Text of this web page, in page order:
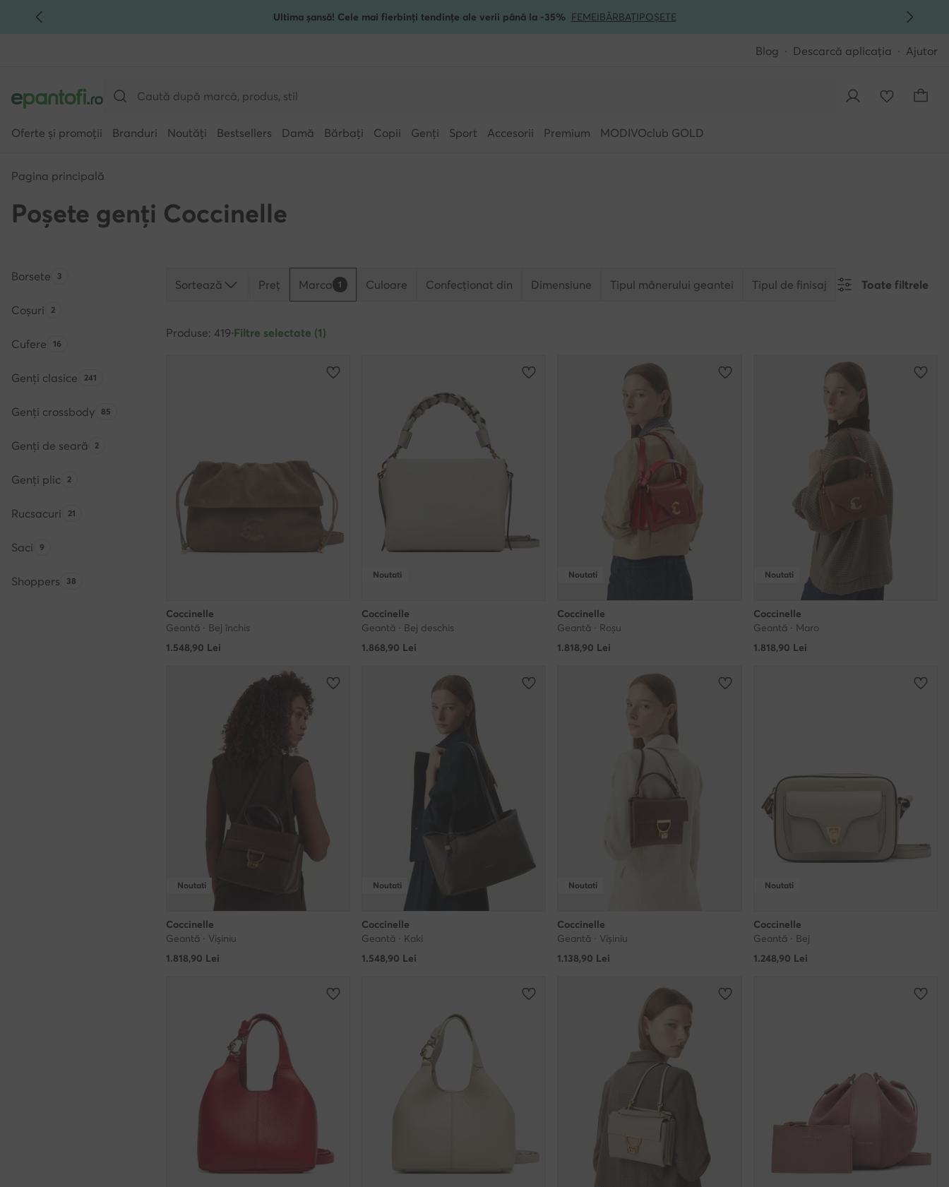
TRECI LA CONȚINUTUL PRINCIPAL Ultima șansă! Cele mai fierbinți tendințe ale verii până la -35% FEMEIBĂRBAȚIPOȘETE
Blog Descarcă aplicația Ajutor
Oferte și promoții Branduri Noutăți Bestsellers Damă Bărbați Copii Genți Sport Accesorii Premium MODIVOclub GOLD
Pagina principală
Poșete genți Coccinelle
Borsete Numărul de produse:
3
Coșuri Numărul de produse:
2
Cufere Numărul de produse:
16
Genți clasice Numărul de produse:
241
Genți crossbodyNumărul de produse:
85
Genți de seară Numărul de produse:
2
Genți plic Numărul de produse:
2
Rucsacuri Numărul de produse:
21
Saci Numărul de produse:
9
Shoppers Numărul de produse:
38
Sortează Preț Marca 1 Culoare Confecționat din Dimensiune Tipul mânerului geantei Tipul de finisaj Toate filtrele
Produse: 419·Filtre selectate (1)
Coccinelle
Geantă · Bej închis
1.548,90 Lei
Noutati
Coccinelle
Geantă · Bej deschis
1.868,90 Lei
Noutati
Coccinelle
Geantă · Roșu
1.818,90 Lei
Noutati
Coccinelle
Geantă · Maro
1.818,90 Lei
Noutati
Coccinelle
Geantă · Vișiniu
1.818,90 Lei
Noutati
Coccinelle
Geantă · Kaki
1.548,90 Lei
Noutati
Coccinelle
Geantă · Vișiniu
1.138,90 Lei
Noutati
Coccinelle
Geantă · Bej
1.248,90 Lei